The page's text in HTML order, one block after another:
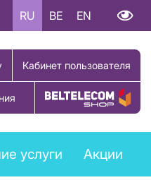
RU BE EN
Кабинет пользователя
Купить товар
услуги Акции